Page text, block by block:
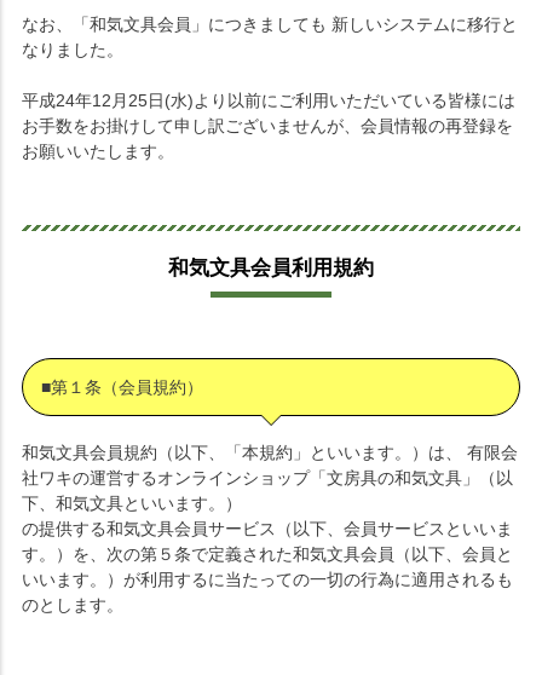
なお、「和気文具会員」につきましても 新しいシステムに移行と
なりました。
平成24年12月25日(水)より以前にご利用いただいている皆様には
お手数をお掛けして申し訳ございませんが、会員情報の再登録を
お願いいたします。
和気文具会員利用規約
■第１条（会員規約）
和気文具会員規約（以下、「本規約」といいます。）は、 有限会
社ワキの運営するオンラインショップ「文房具の和気文具」（以
下、和気文具といいます。）
の提供する和気文具会員サービス（以下、会員サービスといいま
す。）を、次の第５条で定義された和気文具会員（以下、会員と
いいます。）が利用するに当たっての一切の行為に適用されるも
のとします。